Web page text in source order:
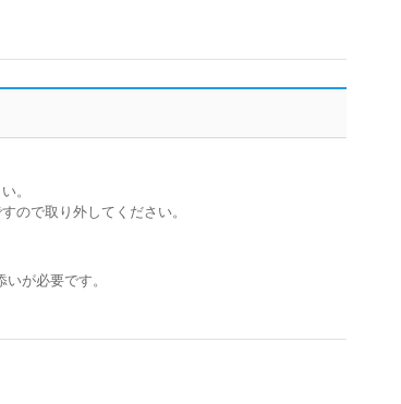
。
ので取り外してください。
が必要です。